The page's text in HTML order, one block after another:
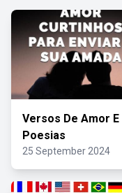
Versos De Amor E
Poesias
25 September 2024